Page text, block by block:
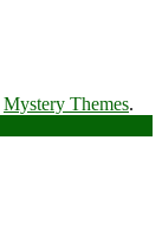
Mystery Themes.